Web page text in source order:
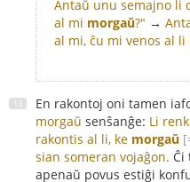
Antaŭ unu semajno li
al mi morgaŭ?" →
al mi, ĉu mi venos al li
En rakontoj oni tamen
morgaŭ senŝanĝe: Li
rakontis al li, ke morgaŭ
sian someran vojaĝon. Ĉi
apenaŭ povus estiĝi